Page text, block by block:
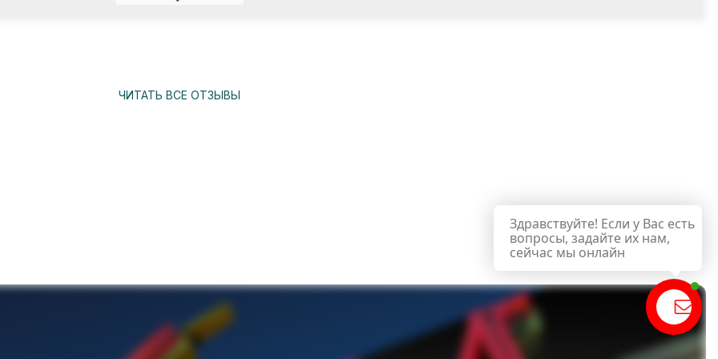
ЧИТАТЬ ВСЕ ОТЗЫВЫ
Здравствуйте! Если у Вас есть
вопросы, задайте их нам,
сейчас мы онлайн